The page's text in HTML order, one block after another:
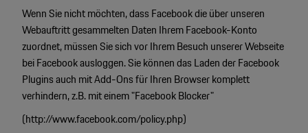
Wenn Sie nicht möchten, dass Facebook die über unseren
Webauftritt gesammelten Daten Ihrem Facebook-Konto
zuordnet, müssen Sie sich vor Ihrem Besuch unserer Webseite
bei Facebook ausloggen. Sie können das Laden der Facebook
Plugins auch mit Add-Ons für Ihren Browser komplett
verhindern, z.B. mit einem "Facebook Blocker"
(http://www.facebook.com/policy.php)